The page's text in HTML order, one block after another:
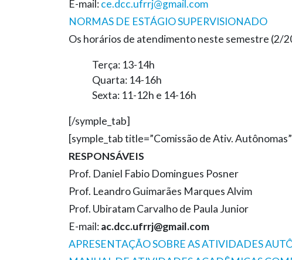
E-mail:ce.dcc.ufrrj@gmail.com
NORMAS DE ESTÁGIO SUPERVISIONADO
Os horários de atendimento neste semestre (2/
Terça: 13-14h
Quarta: 14-16h
Sexta: 11-12h e 14-16h
[/symple_tab]
[symple_tab title=”Comissão de Ativ.
RESPONSÁVEIS
Prof. Daniel Fabio Domingues Posner
Prof. Leandro Guimarães Marques Alvim
Prof. Ubiratam Carvalho de Paula Junior
E-mail:ac.dcc.ufrrj@gmail.com
APRESENTAÇÃO SOBRE AS ATIVIDADES